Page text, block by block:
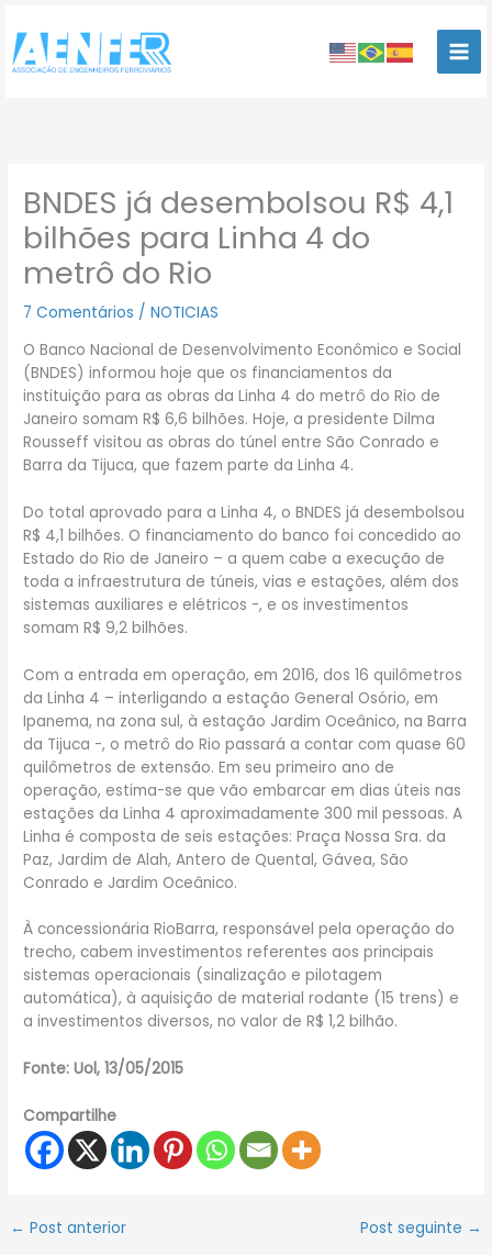
para
conteúdo
BNDES já desembolsou R$ 4,1
bilhões para Linha 4 do
metrô do Rio
7 Comentários /NOTICIAS
O Banco Nacional de Desenvolvimento Econômico e Social
(BNDES) informou hoje que os financiamentos da
instituição para as obras da Linha 4 do metrô do Rio de
Janeiro somam R$ 6,6 bilhões. Hoje, a presidente Dilma
Rousseff visitou as obras do túnel entre São Conrado e
Barra da Tijuca, que fazem parte da Linha 4.
Do total aprovado para a Linha 4, o BNDES já desembolsou
R$ 4,1 bilhões. O financiamento do banco foi concedido ao
Estado do Rio de Janeiro – a quem cabe a execução de
toda a infraestrutura de túneis, vias e estações, além dos
sistemas auxiliares e elétricos -, e os investimentos
somam R$ 9,2 bilhões.
Com a entrada em operação, em 2016, dos 16 quilômetros
da Linha 4 – interligando a estação General Osório, em
Ipanema, na zona sul, à estação Jardim Oceânico, na Barra
da Tijuca -, o metrô do Rio passará a contar com quase 60
quilômetros de extensão. Em seu primeiro ano de
operação, estima-se que vão embarcar em dias úteis nas
estações da Linha 4 aproximadamente 300 mil pessoas. A
Linha é composta de seis estações: Praça Nossa Sra. da
Paz, Jardim de Alah, Antero de Quental, Gávea, São
Conrado e Jardim Oceânico.
À concessionária RioBarra, responsável pela operação do
trecho, cabem investimentos referentes aos principais
sistemas operacionais (sinalização e pilotagem
automática), à aquisição de material rodante (15 trens) e
a investimentos diversos, no valor de R$ 1,2 bilhão.
Fonte: Uol, 13/05/2015
Compartilhe
← Post anterior Post seguinte →